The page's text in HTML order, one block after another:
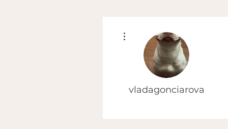
vladagonciarova